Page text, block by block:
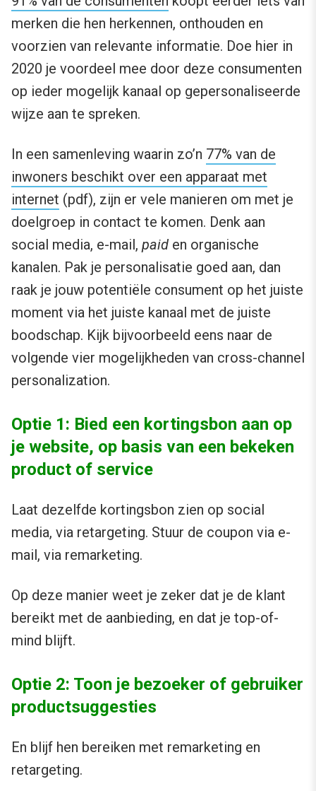
merken die hen herkennen, onthouden en
voorzien van relevante informatie. Doe hier in
2020 je voordeel mee door deze consumenten
op ieder mogelijk kanaal op gepersonaliseerde
wijze aan te spreken.
In een samenleving waarin zo’n 77% van de
inwoners beschikt over een apparaat met
internet (pdf), zijn er vele manieren om met je
doelgroep in contact te komen. Denk aan
social media, e-mail, paid en organische
kanalen. Pak je personalisatie goed aan, dan
raak je jouw potentiële consument op het juiste
moment via het juiste kanaal met de juiste
boodschap. Kijk bijvoorbeeld eens naar de
volgende vier mogelijkheden van cross-channel
personalization.
Optie 1: Bied een kortingsbon aan op
je website, op basis van een bekeken
product of service
Laat dezelfde kortingsbon zien op social
media, via retargeting. Stuur de coupon via e-
mail, via remarketing.
Op deze manier weet je zeker dat je de klant
bereikt met de aanbieding, en dat je top-of-
mind blijft.
Optie 2: Toon je bezoeker of gebruiker
productsuggesties
En blijf hen bereiken met remarketing en
retargeting.